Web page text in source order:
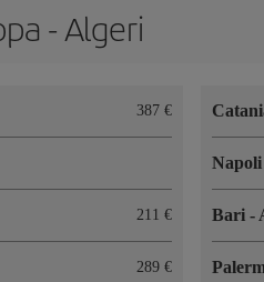
- Algeri
387 €
211 €
289 €
Bari-